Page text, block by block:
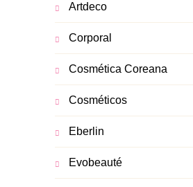
Artdeco
Corporal
Cosmética Coreana
Cosméticos
Eberlin
Evobeauté